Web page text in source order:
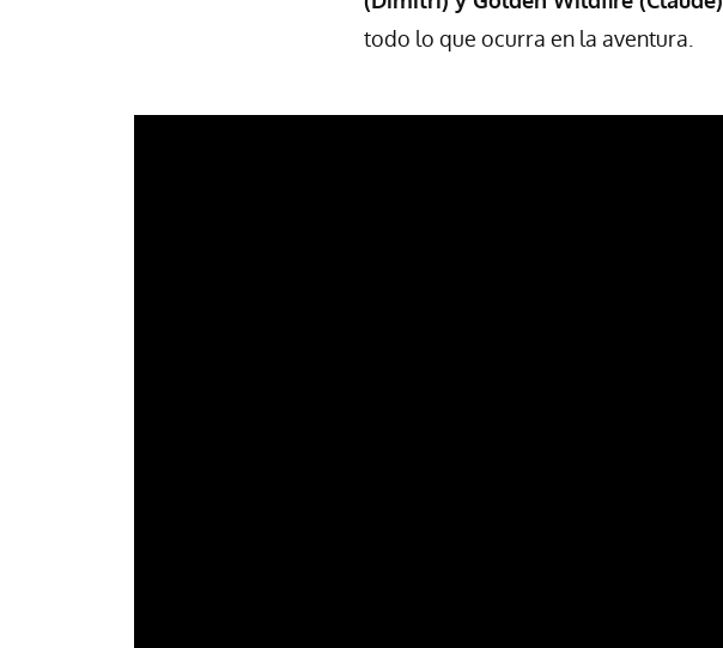
todo lo que ocurra en la aventura.